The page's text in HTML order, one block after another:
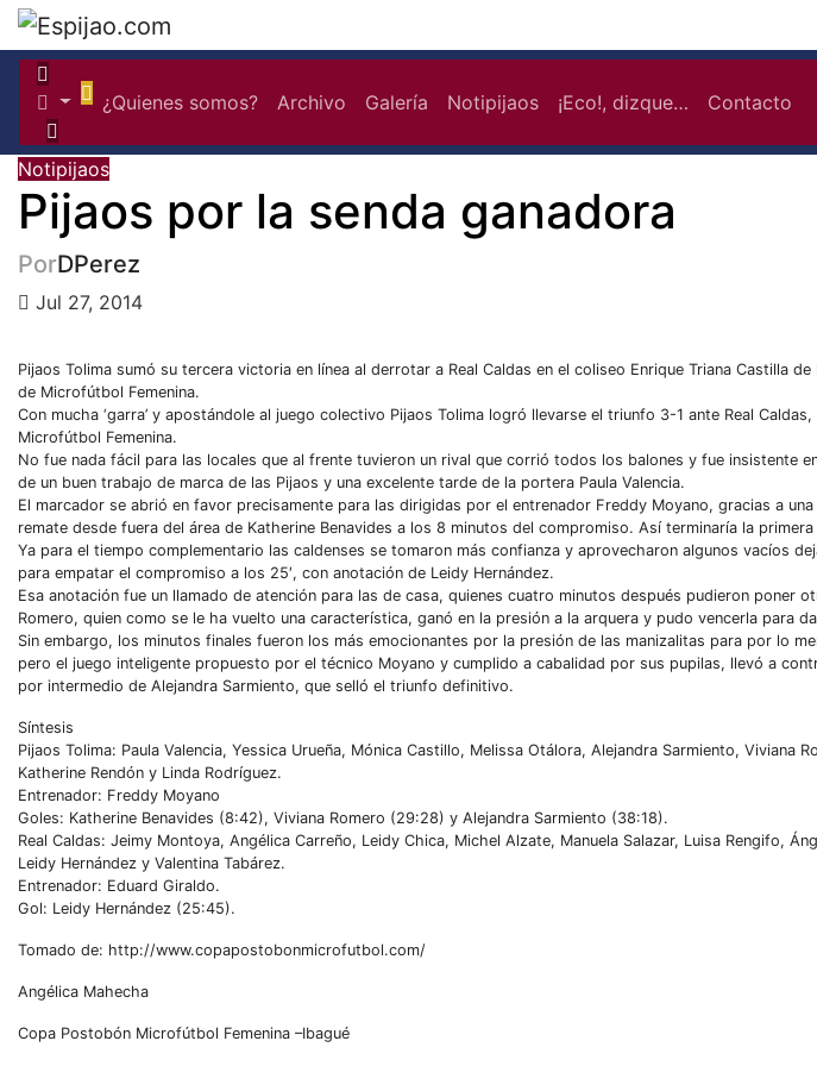
Saltar
contenido
¿Quienes somos?
Archivo Galería Notipijaos ¡Eco!, dizque… Contacto
Notipijaos
Pijaos por la senda ganadora
PorDPerez
Jul 27, 2014
Pijaos Tolima sumó su tercera victoria en línea al derrotar a Real Caldas en el coliseo Enrique Triana Castilla
de Microfútbol Femenina.
Con mucha ‘garra’ y apostándole al juego colectivo Pijaos Tolima logró llevarse el triunfo 3-1 ante Real
Microfútbol Femenina.
No fue nada fácil para las locales que al frente tuvieron un rival que corrió todos los balones y fue insistente
de un buen trabajo de marca de las Pijaos y una excelente tarde de la portera Paula Valencia.
El marcador se abrió en favor precisamente para las dirigidas por el entrenador Freddy Moyano, gracias a
remate desde fuera del área de Katherine Benavides a los 8 minutos del compromiso. Así terminaría la
Ya para el tiempo complementario las caldenses se tomaron más confianza y aprovecharon algunos vacíos
para empatar el compromiso a los 25′, con anotación de Leidy Hernández.
Esa anotación fue un llamado de atención para las de casa, quienes cuatro minutos después pudieron poner
Romero, quien como se le ha vuelto una característica, ganó en la presión a la arquera y pudo vencerla para
Sin embargo, los minutos finales fueron los más emocionantes por la presión de las manizalitas para por lo
pero el juego inteligente propuesto por el técnico Moyano y cumplido a cabalidad por sus pupilas, llevó a
por intermedio de Alejandra Sarmiento, que selló el triunfo definitivo.
Síntesis
Pijaos Tolima: Paula Valencia, Yessica Urueña, Mónica Castillo, Melissa Otálora, Alejandra Sarmiento, Viviana
Katherine Rendón y Linda Rodríguez.
Entrenador: Freddy Moyano
Goles: Katherine Benavides (8:42), Viviana Romero (29:28) y Alejandra Sarmiento (38:18).
Real Caldas: Jeimy Montoya, Angélica Carreño, Leidy Chica, Michel Alzate, Manuela Salazar, Luisa Rengifo,
Leidy Hernández y Valentina Tabárez.
Entrenador: Eduard Giraldo.
Gol: Leidy Hernández (25:45).
Tomado de: http://www.copapostobonmicrofutbol.com/
Angélica Mahecha
Copa Postobón Microfútbol Femenina –Ibagué